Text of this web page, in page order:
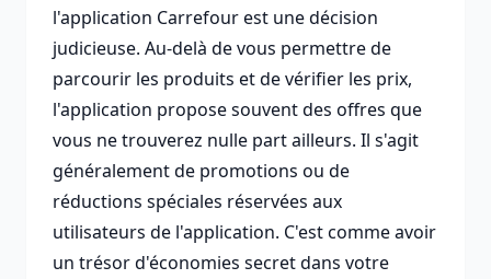
l'application Carrefour est une décision
judicieuse. Au-delà de vous permettre de
parcourir les produits et de vérifier les prix,
l'application propose souvent des offres que
vous ne trouverez nulle part ailleurs. Il s'agit
généralement de promotions ou de
réductions spéciales réservées aux
utilisateurs de l'application. C'est comme avoir
un trésor d'économies secret dans votre